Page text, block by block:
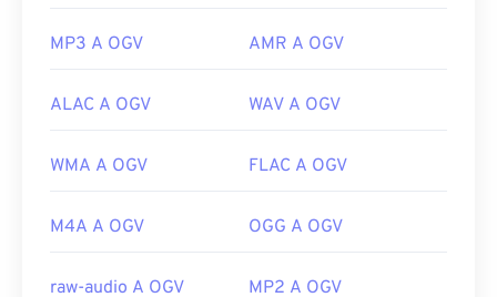
MP3 A OGV AMR A OGV
ALAC A OGV WAV A OGV
WMA A OGV FLAC A OGV
M4A A OGV OGG A OGV
raw-audio A OGV MP2 A OGV